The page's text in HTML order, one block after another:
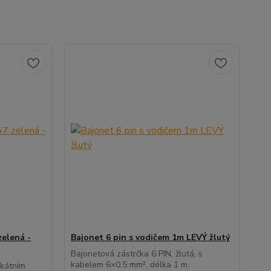
-
Bajonet 6 pin s vodičem 1m LEVÝ žlutý
Bajonetová zástrčka 6 PIN, žlutá, s
kabelem 6×0,5 mm², délka 1 m.